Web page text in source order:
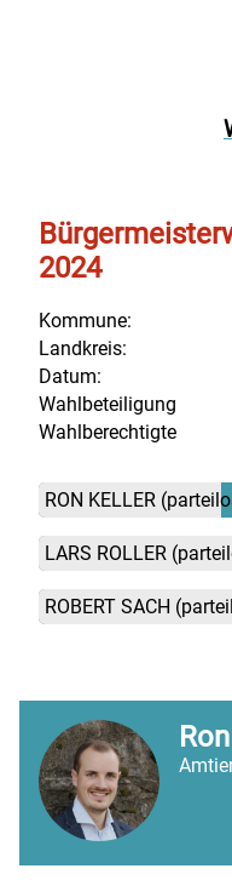
2024
Kommune:
Landkreis:
Datum:
Wahlbeteiligung
Wahlberechtigte
RON KELLER
LARS ROLLER
ROBERT SACH